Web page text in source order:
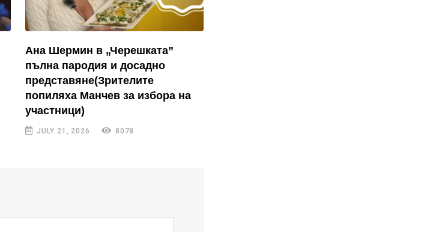
Ана Шермин в „Черешката”
пълна пародия и досадно
представяне(Зрителите
попиляха Манчев за избора на
участници)
JULY 21, 2026 8078